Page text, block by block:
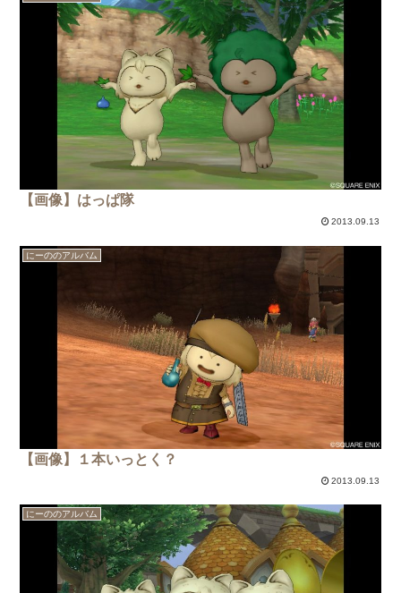
【画像】はっぱ隊
2013.09.13
にーののアルバム
【画像】１本いっとく？
2013.09.13
にーののアルバム